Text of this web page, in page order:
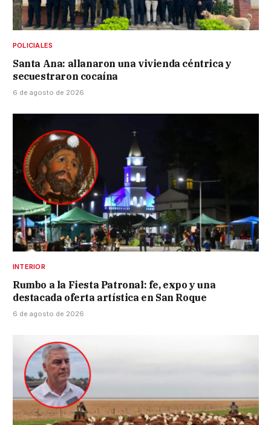
POLICIALES
Santa Ana: allanaron una vivienda céntrica y
secuestraron cocaína
6 de agosto de 2026
INTERIOR
Rumbo a la Fiesta Patronal: fe, expo y una
destacada oferta artística en San Roque
6 de agosto de 2026